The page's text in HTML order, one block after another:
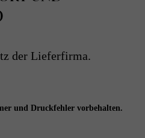
der Lieferfirma.
und Druckfehler vorbehalten.